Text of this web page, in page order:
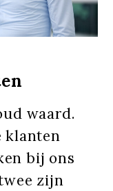
waard.
klanten
bij ons
zijn